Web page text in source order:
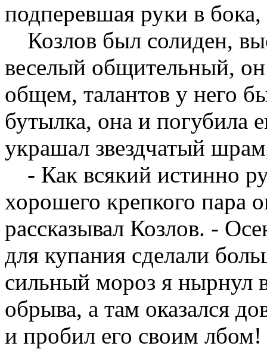
подперевшая руки в
Козлов был солиден,
веселый общительный,
общем, талантов у него
бутылка, она и погубила
украшал звездчатый
- Как всякий истинно
хорошего крепкого пара
рассказывал Козлов. -
для купания сделали
сильный мороз я нырнул
обрыва, а там оказался
и пробил его своим